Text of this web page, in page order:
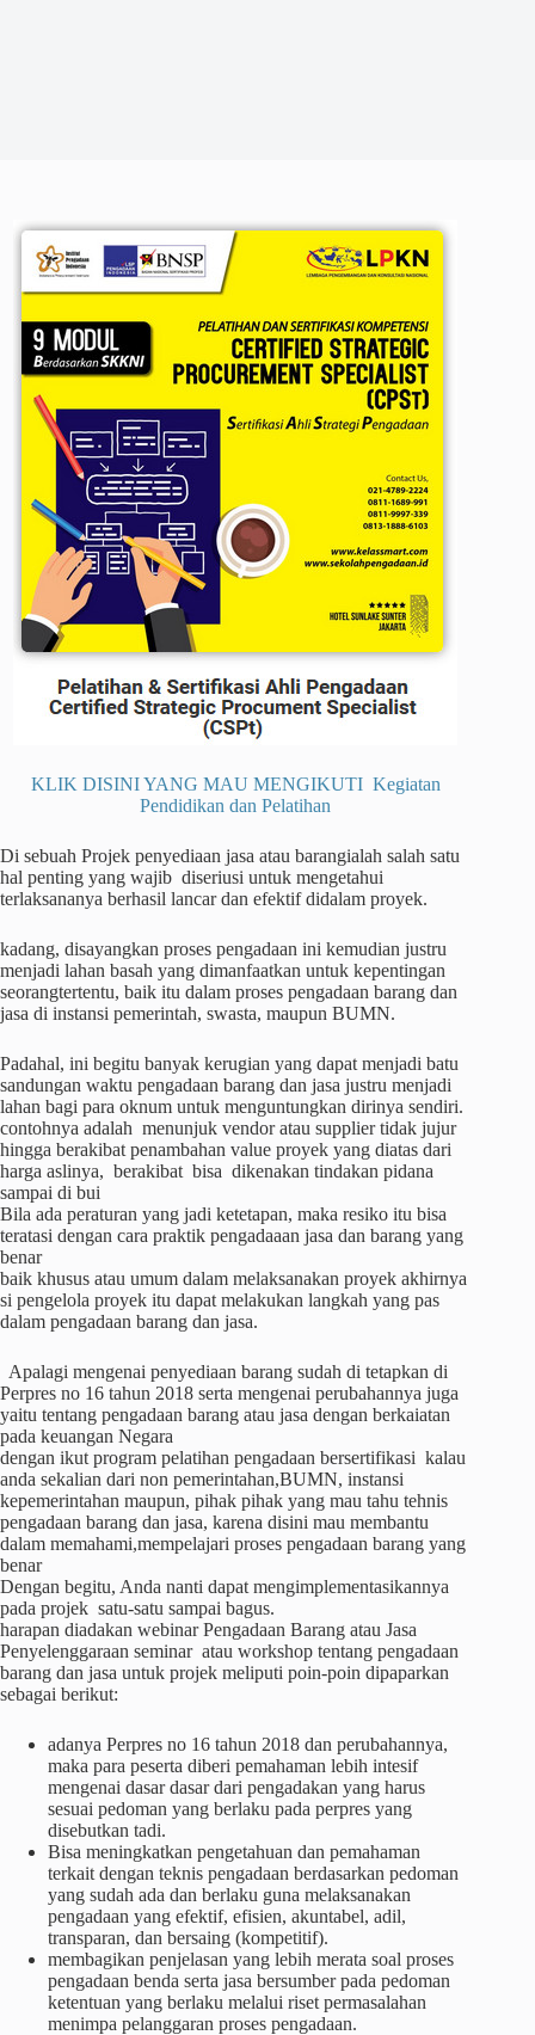
KLIK DISINI YANG MAU MENGIKUTI Kegiatan
Pendidikan dan Pelatihan
Di sebuah Projek penyediaan jasa atau barangialah salah satu
hal penting yang wajib diseriusi untuk mengetahui
terlaksananya berhasil lancar dan efektif didalam proyek.
kadang, disayangkan proses pengadaan ini kemudian justru
menjadi lahan basah yang dimanfaatkan untuk kepentingan
seorangtertentu, baik itu dalam proses pengadaan barang dan
jasa di instansi pemerintah, swasta, maupun BUMN.
Padahal, ini begitu banyak kerugian yang dapat menjadi batu
sandungan waktu pengadaan barang dan jasa justru menjadi
lahan bagi para oknum untuk menguntungkan dirinya sendiri.
contohnya adalah menunjuk vendor atau supplier tidak jujur
hingga berakibat penambahan value proyek yang diatas dari
harga aslinya, berakibat bisa dikenakan tindakan pidana
sampai di bui
Bila ada peraturan yang jadi ketetapan, maka resiko itu bisa
teratasi dengan cara praktik pengadaaan jasa dan barang yang
benar
baik khusus atau umum dalam melaksanakan proyek akhirnya
si pengelola proyek itu dapat melakukan langkah yang pas
dalam pengadaan barang dan jasa.
Apalagi mengenai penyediaan barang sudah di tetapkan di
Perpres no 16 tahun 2018 serta mengenai perubahannya juga
yaitu tentang pengadaan barang atau jasa dengan berkaiatan
pada keuangan Negara
dengan ikut program pelatihan pengadaan bersertifikasi kalau
anda sekalian dari non pemerintahan,BUMN, instansi
kepemerintahan maupun, pihak pihak yang mau tahu tehnis
pengadaan barang dan jasa, karena disini mau membantu
dalam memahami,mempelajari proses pengadaan barang yang
benar
Dengan begitu, Anda nanti dapat mengimplementasikannya
pada projek satu-satu sampai bagus.
harapan diadakan webinar Pengadaan Barang atau Jasa
Penyelenggaraan seminar atau workshop tentang pengadaan
barang dan jasa untuk projek meliputi poin-poin dipaparkan
sebagai berikut:
adanya Perpres no 16 tahun 2018 dan perubahannya,
maka para peserta diberi pemahaman lebih intesif
mengenai dasar dasar dari pengadakan yang harus
sesuai pedoman yang berlaku pada perpres yang
disebutkan tadi.
Bisa meningkatkan pengetahuan dan pemahaman
terkait dengan teknis pengadaan berdasarkan pedoman
yang sudah ada dan berlaku guna melaksanakan
pengadaan yang efektif, efisien, akuntabel, adil,
transparan, dan bersaing (kompetitif).
membagikan penjelasan yang lebih merata soal proses
pengadaan benda serta jasa bersumber pada pedoman
ketentuan yang berlaku melalui riset permasalahan
menimpa pelanggaran proses pengadaan.